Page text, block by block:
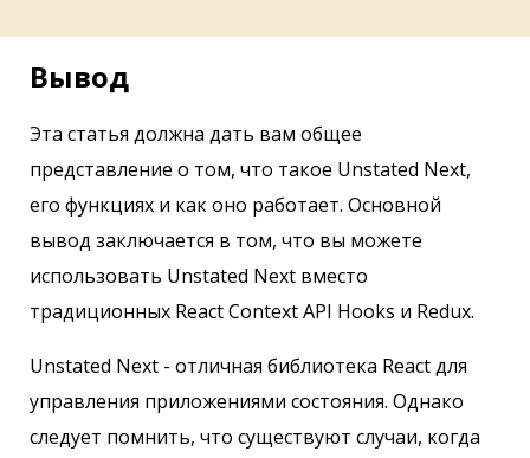
Вывод
Эта статья должна дать вам общее
представление о том, что такое Unstated Next,
его функциях и как оно работает. Основной
вывод заключается в том, что вы можете
использовать Unstated Next вместо
традиционных React Context API Hooks и Redux.
Unstated Next - отличная библиотека React для
управления приложениями состояния. Однако
следует помнить, что существуют случаи, когда